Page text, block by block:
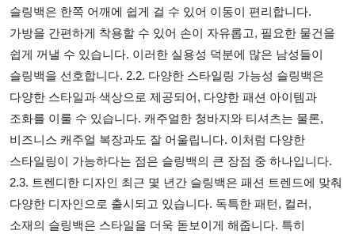
슬링백은 한쪽 어깨에 쉽게 걸 수 있어 이동이 편리합니다.
가방을 간편하게 착용할 수 있어 손이 자유롭고, 필요한 물건을
쉽게 꺼낼 수 있습니다. 이러한 실용성 덕분에 많은 남성들이
슬링백을 선호합니다. 2.2. 다양한 스타일링 가능성 슬링백은
다양한 스타일과 색상으로 제공되어, 다양한 패션 아이템과
조화를 이룰 수 있습니다. 캐주얼한 청바지와 티셔츠는 물론,
비즈니스 캐주얼 복장과도 잘 어울립니다. 이처럼 다양한
스타일링이 가능하다는 점은 슬링백의 큰 장점 중 하나입니다.
2.3. 트렌디한 디자인 최근 몇 년간 슬링백은 패션 트렌드에 맞춰
다양한 디자인으로 출시되고 있습니다. 독특한 패턴, 컬러,
소재의 슬링백은 스타일을 더욱 돋보이게 해줍니다. 특히